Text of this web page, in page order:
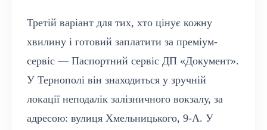
Третій варіант для тих, хто цінує кожну
хвилину і готовий заплатити за преміум-
сервіс — Паспортний сервіс ДП «Документ».
У Тернополі він знаходиться у зручній
локації неподалік залізничного вокзалу, за
адресою: вулиця Хмельницького, 9-А. У